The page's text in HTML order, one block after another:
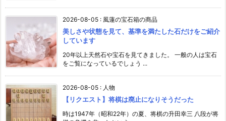
2026-08-05 : 風蓮の宝石箱の商品
美しさや状態を見て、基準を満たした石だけをご紹介
しています
20年以上天然石や宝石を見てきました。 一般の人は宝石
をご覧になっているでしょう ...
2026-08-05 : 人物
【リクエスト】将棋は廃止になりそうだった
時は1947年（昭和22年）の夏、将棋の升田幸三 八段が将